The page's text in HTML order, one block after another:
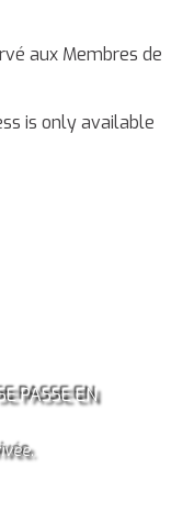
aux Membres de
is only available
PASSE EN